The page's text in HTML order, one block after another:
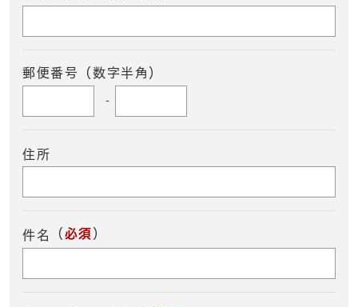
郵便番号（数字半角）
-
住所
件名 （ 必須 ）